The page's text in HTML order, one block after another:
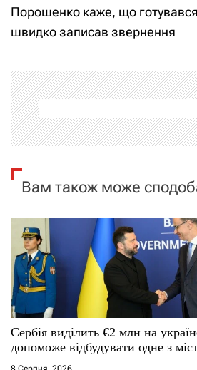
в
г
а
ц
і
я
а
п
и
с
Порошенко каже, що готувався
швидко записав звернення
Вам також може
Сербія виділить €2 млн на
допоможе відбудувати одне з